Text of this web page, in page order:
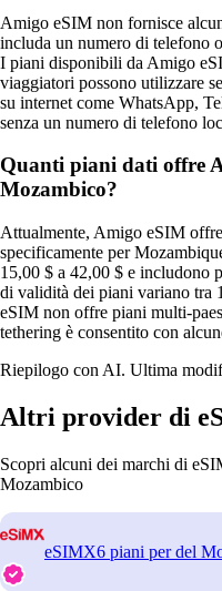
Amigo eSIM non fornisce
includa un numero di telefono
I piani disponibili da Amigo
viaggiatori possono utilizzare
su internet come WhatsApp,
senza un numero di telefono
Quanti piani dati offre
Mozambico?
Attualmente, Amigo eSIM
specificamente per
15,00 $ a 42,00 $ e includono
di validità dei piani variano tra
eSIM non offre piani multi-
tethering è consentito con
Riepilogo con AI. Ultima
Altri provider di
Scopri alcuni dei marchi di
Mozambico
eSIMX6 piani per del